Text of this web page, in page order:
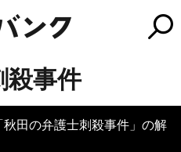
殺事件